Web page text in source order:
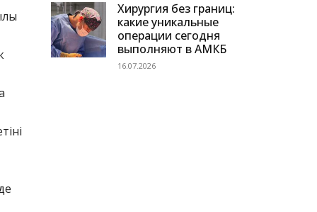
Хирургия без границ:
какие уникальные
операции сегодня
выполняют в АМКБ
16.07.2026